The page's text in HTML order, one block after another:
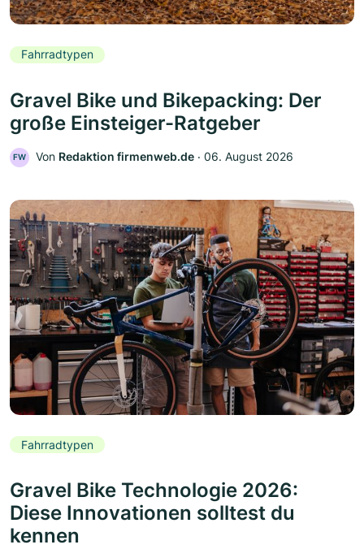
Fahrradtypen
Gravel Bike und Bikepacking: Der
große Einsteiger-Ratgeber
FW Von Redaktion firmenweb.de ‧ 06. August 2026
Fahrradtypen
Gravel Bike Technologie 2026:
Diese Innovationen solltest du
kennen